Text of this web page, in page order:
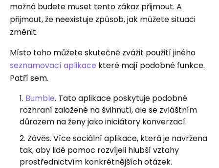
možná budete muset tento zákaz přijmout. A
přijmout, že neexistuje způsob, jak můžete situaci
změnit.
Místo toho můžete skutečně zvážit použití jiného
seznamovací aplikace které mají podobné funkce.
Patří sem.
Bumble. Tato aplikace poskytuje podobné
rozhraní založené na švihnutí, ale se zvláštním
důrazem na ženy jako iniciátory konverzací.
Závěs. Více sociální aplikace, která je navržena
tak, aby lidé pomoc rozvíjeli hlubší vztahy
prostřednictvím konkrétnějších otázek.